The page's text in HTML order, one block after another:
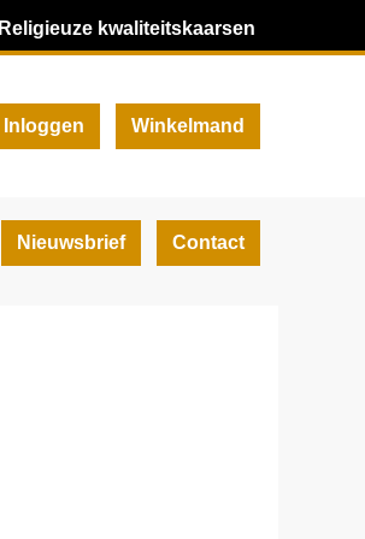
Religieuze kwaliteitskaarsen
Inloggen Winkelmand
Nieuwsbrief Contact